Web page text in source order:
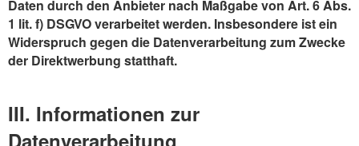
Daten durch den Anbieter nach Maßgabe von Art. 6 Abs.
1 lit. f) DSGVO verarbeitet werden. Insbesondere ist ein
Widerspruch gegen die Datenverarbeitung zum Zwecke
der Direktwerbung statthaft.
III. Informationen zur
Datenverarbeitung